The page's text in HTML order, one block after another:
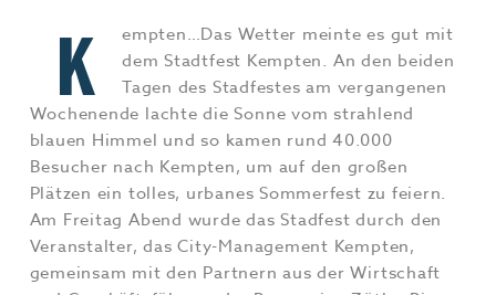
K
empten…Das Wetter meinte es gut mit
dem Stadtfest Kempten. An den beiden
Tagen des Stadfestes am vergangenen
Wochenende lachte die Sonne vom strahlend
blauen Himmel und so kamen rund 40.000
Besucher nach Kempten, um auf den großen
Plätzen ein tolles, urbanes Sommerfest zu feiern.
Am Freitag Abend wurde das Stadfest durch den
Veranstalter, das City-Management Kempten,
gemeinsam mit den Partnern aus der Wirtschaft